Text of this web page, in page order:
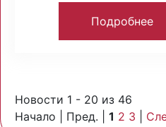
Подробнее
Новости 1 - 20 из 46
Начало | Пред. | 1 2 3